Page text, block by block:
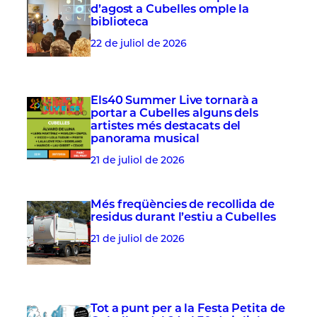
d’agost a Cubelles omple la
biblioteca
22 de juliol de 2026
Els40 Summer Live tornarà a
portar a Cubelles alguns dels
artistes més destacats del
panorama musical
21 de juliol de 2026
Més freqüències de recollida de
residus durant l’estiu a Cubelles
21 de juliol de 2026
Tot a punt per a la Festa Petita de